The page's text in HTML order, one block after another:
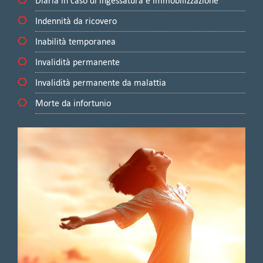
Indennità da ricovero
Inabilità temporanea
Invalidità permanente
Invalidità permanente da malattia
Morte da infortunio